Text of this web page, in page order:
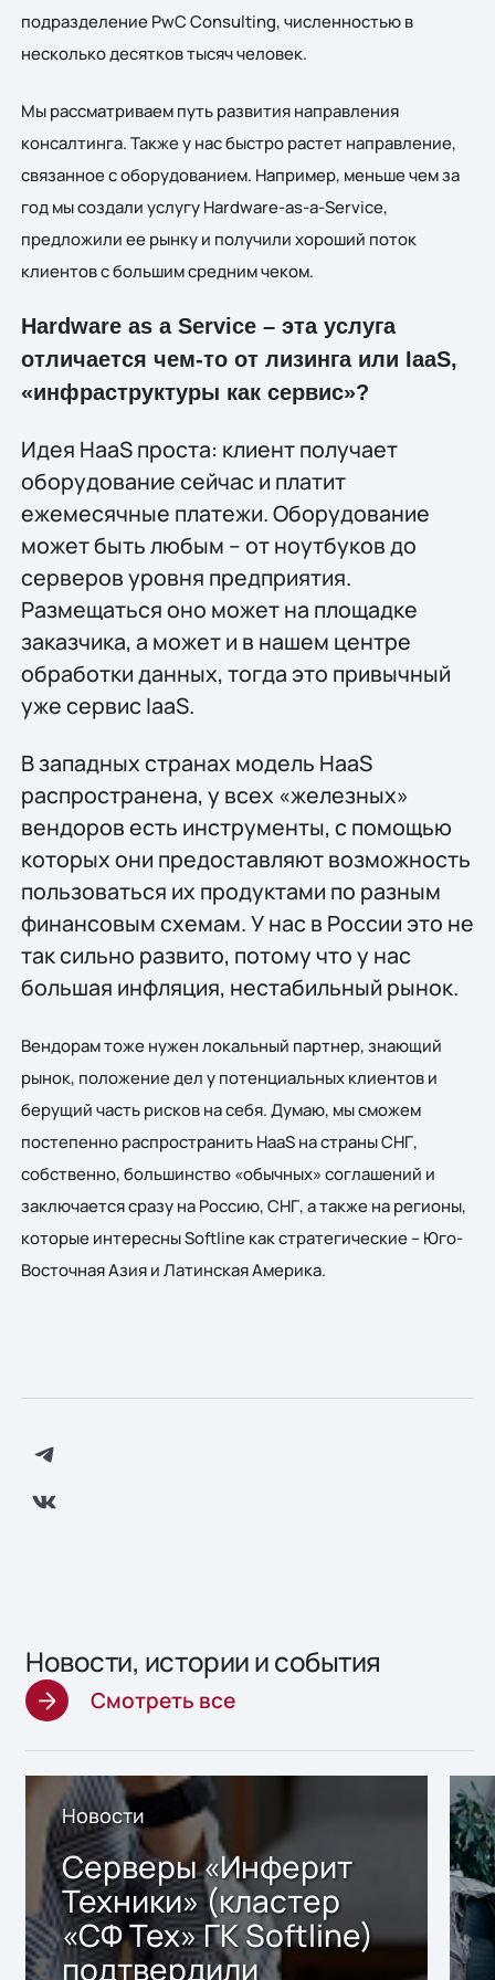
подразделение PwC Consulting, численностью в
несколько десятков тысяч человек.
Мы рассматриваем путь развития направления
консалтинга. Также у нас быстро растет направление,
связанное с оборудованием. Например, меньше чем за
год мы создали услугу Hardware-as-a-Service,
предложили ее рынку и получили хороший поток
клиентов с большим средним чеком.
Hardware as a Service – эта услуга
отличается чем-то от лизинга или IaaS,
«инфраструктуры как сервис»?
Идея HaaS проста: клиент получает
оборудование сейчас и платит
ежемесячные платежи. Оборудование
может быть любым – от ноутбуков до
серверов уровня предприятия.
Размещаться оно может на площадке
заказчика, а может и в нашем центре
обработки данных, тогда это привычный
уже сервис IaaS.
В западных странах модель HaaS
распространена, у всех «железных»
вендоров есть инструменты, с помощью
которых они предоставляют возможность
пользоваться их продуктами по разным
финансовым схемам. У нас в России это не
так сильно развито, потому что у нас
большая инфляция, нестабильный рынок.
Вендорам тоже нужен локальный партнер, знающий
рынок, положение дел у потенциальных клиентов и
берущий часть рисков на себя. Думаю, мы сможем
постепенно распространить HaaS на страны СНГ,
собственно, большинство «обычных» соглашений и
заключается сразу на Россию, СНГ, а также на регионы,
которые интересны Softline как стратегические – Юго-
Восточная Азия и Латинская Америка.
Новости, истории и события
Смотреть все
Новости
Серверы «Инферит
Техники» (кластер
«СФ Тех» ГК Softline)
подтвердили